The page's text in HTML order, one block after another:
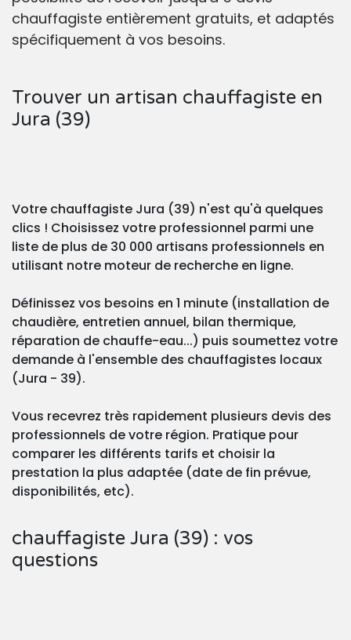
chauffagiste entièrement gratuits, et adaptés
spécifiquement à vos besoins.
Trouver un artisan chauffagiste en
Jura (39)
Votre chauffagiste Jura (39) n'est qu'à quelques
clics ! Choisissez votre professionnel parmi une
liste de plus de 30 000 artisans professionnels en
utilisant notre moteur de recherche en ligne.
Définissez vos besoins en 1 minute (installation de
chaudière, entretien annuel, bilan thermique,
réparation de chauffe-eau...) puis soumettez votre
demande à l'ensemble des chauffagistes locaux
(Jura - 39).
Vous recevrez très rapidement plusieurs devis des
professionnels de votre région. Pratique pour
comparer les différents tarifs et choisir la
prestation la plus adaptée (date de fin prévue,
disponibilités, etc).
chauffagiste Jura (39) : vos
questions